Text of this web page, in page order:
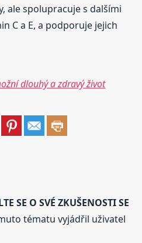
ale spolupracuje s dalšími
C a E, a podporuje jejich
dlouhý a zdravý život
SE O SVÉ ZKUŠENOSTI SE
tématu vyjádřil uživatel